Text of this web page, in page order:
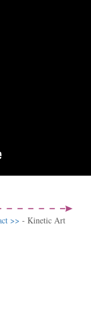
>> - Kinetic Art